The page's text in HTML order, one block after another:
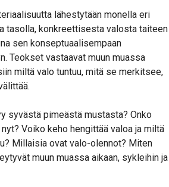
lähestytään monella eri
tasolla, konkreettisesta valosta taiteen
sen konseptuaalisempaan
Teokset vastaavat muun muassa
miltä valo tuntuu, mitä se merkitsee,
syvästä pimeästä mustasta? Onko
Voiko keho hengittää valoa ja miltä
Millaisia ovat valo-olennot? Miten
muun muassa aikaan, sykleihin ja